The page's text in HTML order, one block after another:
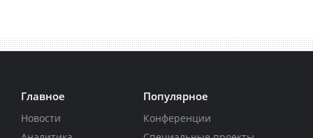
Главное
Новости
Популярное
Конференции